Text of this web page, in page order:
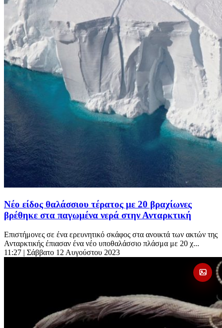
Νέο είδος θαλάσσιου τέρατος με 20 βραχίωνες
βρέθηκε στα παγωμένα νερά στην Ανταρκτική
Επιστήμονες σε ένα ερευνητικό σκάφος στα ανοικτά των ακτών της
Ανταρκτικής έπιασαν ένα νέο υποθαλάσσιο πλάσμα με 20 χ...
11:27 | Σάββατο 12 Αυγούστου 2023